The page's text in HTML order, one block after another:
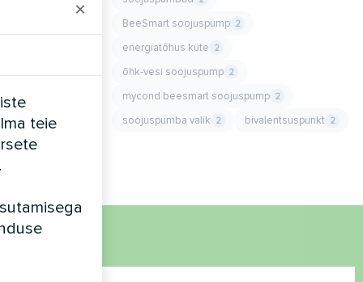
BeeSmart soojuspump 2
energiatõhus küte 2
õhk-vesi soojuspump 2
mycond beesmart soojuspump 2
soojuspumba valik 2 bivalentsuspunkt 2
×
teie